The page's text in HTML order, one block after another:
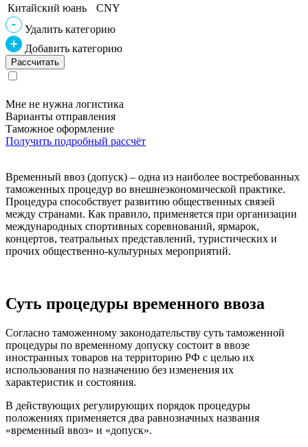
Китайский юань
CNY
Удалить категорию
Добавить категорию
Мне не нужна логистика
Варианты отправления
Таможное оформление
Получить подробный рассчёт
Временный ввоз (допуск) – одна из наиболее востребованных
таможенных процедур во внешнеэкономической практике.
Процедура способствует развитию общественных связей
между странами. Как правило, применяется при организации
международных спортивных соревнований, ярмарок,
концертов, театральных представлений, туристических и
прочих общественно-культурных мероприятий.
Суть процедуры временного ввоза
Согласно таможенному законодательству суть таможенной
процедуры по временному допуску состоит в ввозе
иностранных товаров на территорию РФ с целью их
использования по назначению без изменения их
характеристик и состояния.
В действующих регулирующих порядок процедуры
положениях применяется два равнозначных названия
«временный ввоз» и «допуск».